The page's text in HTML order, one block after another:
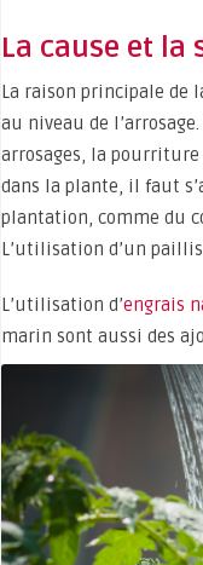
La cause et la
La raison principale de
au niveau de
arrosages, la
dans la plante, il faut
plantation, comme du
L’utilisation d’un
L’utilisation d’engrais
marin sont aussi des